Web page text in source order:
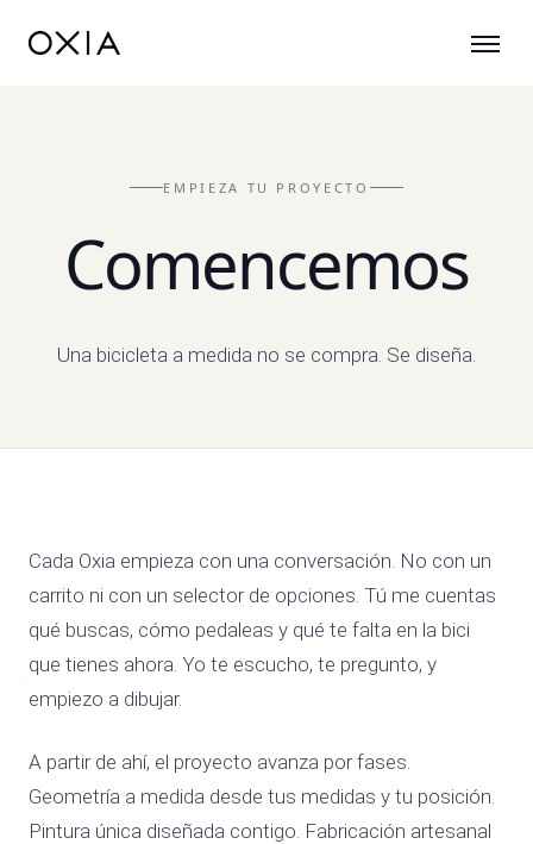
EMPIEZA TU PROYECTO
Comencemos
Una bicicleta a medida no se compra. Se diseña.
Cada Oxia empieza con una conversación. No con un
carrito ni con un selector de opciones. Tú me cuentas
qué buscas, cómo pedaleas y qué te falta en la bici
que tienes ahora. Yo te escucho, te pregunto, y
empiezo a dibujar.
A partir de ahí, el proyecto avanza por fases.
Geometría a medida desde tus medidas y tu posición.
Pintura única diseñada contigo. Fabricación artesanal